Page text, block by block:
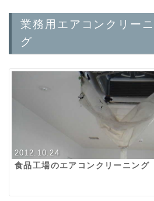
業務用エアコンクリー
グ
2012.10.24
食品工場のエアコンクリーニング